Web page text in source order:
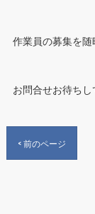
作業員の募集を随
お問合せお待ち
< 前のページ